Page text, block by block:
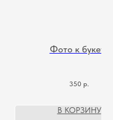
Фото к букету
350 р.
В КОРЗИНУ